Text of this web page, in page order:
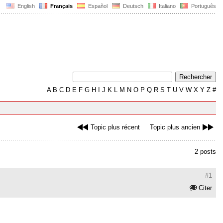
English Français Español Deutsch Italiano Português
AB C D E F G H J K L M N O P Q R S T U V W X Y Z #
Topic plus récent Topic plus ancien
2 posts
#1
Citer